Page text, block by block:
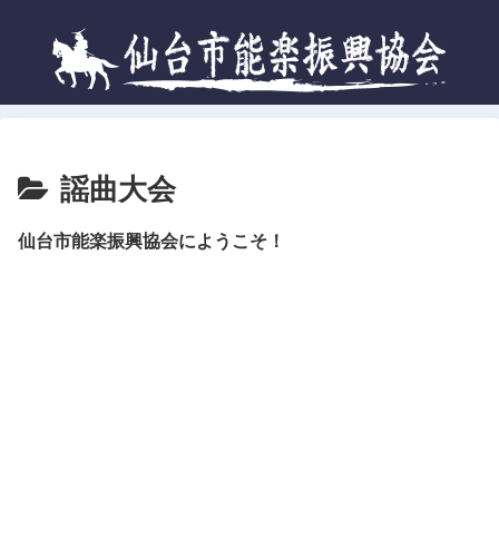
謡曲大会
仙台市能楽振興協会にようこそ！